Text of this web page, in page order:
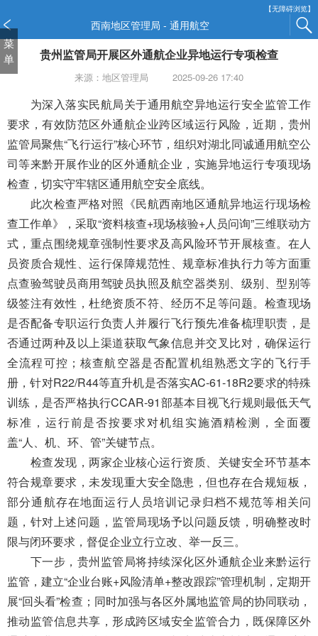
【无障碍浏览】
西南地区管理局 - 通用航空
菜
单
贵州监管局开展区外通航企业异地运行专项检查
来源：地区管理局 2025-09-26 17:40
为深入落实民航局关于通用航空异地运行安全监管工作
要求，有效防范区外通航企业跨区域运行风险，近期，贵州
监管局聚焦“飞行运行”核心环节，组织对湖北同诚通用航空公
司等来黔开展作业的区外通航企业，实施异地运行专项现场
检查，切实守牢辖区通用航空安全底线。
此次检查严格对照《民航西南地区通航异地运行现场检
查工作单》，采取“资料核查+现场核验+人员问询”三维联动方
式，重点围绕规章强制性要求及高风险环节开展核查。在人
员资质合规性、运行保障规范性、规章标准执行力等方面重
点查验驾驶员商用驾驶员执照及航空器类别、级别、型别等
级签注有效性，杜绝资质不符、经历不足等问题。检查现场
是否配备专职运行负责人并履行飞行预先准备梳理职责，是
否通过两种及以上渠道获取气象信息并交叉比对，确保运行
全流程可控；核查航空器是否配置机组熟悉文字的飞行手
册，针对R22/R44等直升机是否落实AC-61-18R2要求的特殊
训练，是否严格执行CCAR-91部基本目视飞行规则最低天气
标准，运行前是否按要求对机组实施酒精检测，全面覆
盖“人、机、环、管”关键节点。
检查发现，两家企业核心运行资质、关键安全环节基本
符合规章要求，未发现重大安全隐患，但也存在合规短板，
部分通航存在地面运行人员培训记录归档不规范等相关问
题，针对上述问题，监管局现场予以问题反馈，明确整改时
限与闭环要求，督促企业立行立改、举一反三。
下一步，贵州监管局将持续深化区外通航企业来黔运行
监管，建立“企业台账+风险清单+整改跟踪”管理机制，定期开
展“回头看”检查；同时加强与各区外属地监管局的协同联动，
推动监管信息共享，形成跨区域安全监管合力，既保障区外
窗
口
打
碍
说
明
页
面,
加
波
浪
键
打
开
导
盲
模
式